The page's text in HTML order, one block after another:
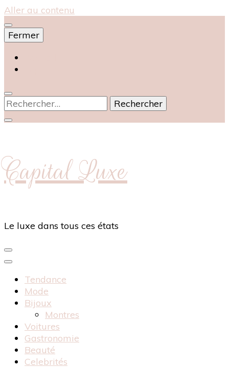
Aller au contenu
Fermer
Rechercher :
Capital Luxe
Le luxe dans tous ces états
Tendance
Mode
Bijoux
Montres
Voitures
Gastronomie
Beauté
Celebrités